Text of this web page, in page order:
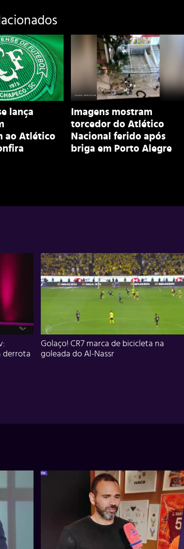
lança
ao Atlético
Imagens mostram
torcedor do Atlético
Nacional ferido após
briga em Porto Alegre
derrota
Golaço! CR7 marca de bicicleta na
goleada do Al-Nassr